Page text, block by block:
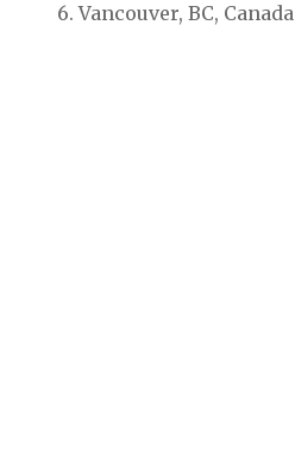
6. Vancouver, BC, Canada